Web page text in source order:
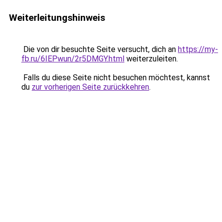
Weiterleitungshinweis
Die von dir besuchte Seite versucht, dich an https://my-
fb.ru/6IEPwun/2r5DMGY.html weiterzuleiten.
Falls du diese Seite nicht besuchen möchtest, kannst
du zur vorherigen Seite zurückkehren.